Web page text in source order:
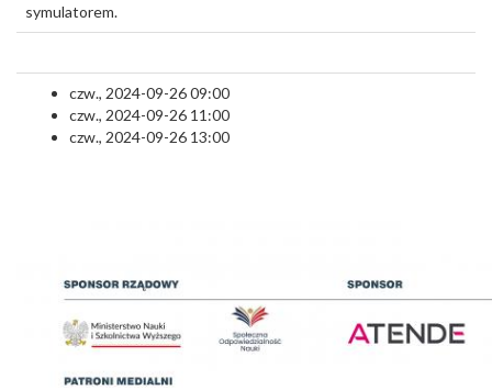
symulatorem.
czw., 2024-09-26 09:00
czw., 2024-09-26 11:00
czw., 2024-09-26 13:00